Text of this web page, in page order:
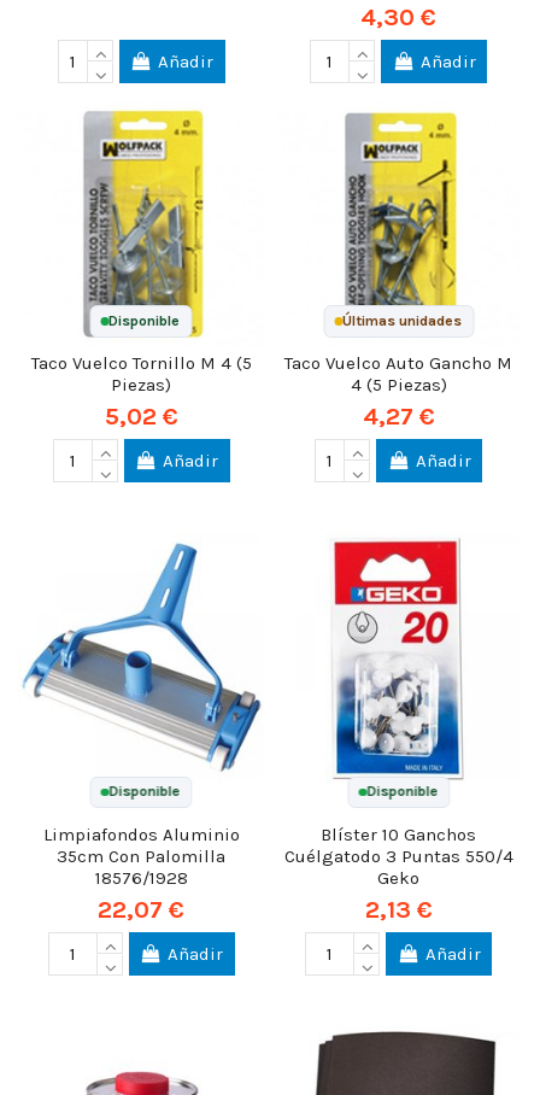
Añadir
4,30 €
Añadir
Disponible
Taco Vuelco Tornillo M 4 (5
Piezas)
5,02 €
Añadir
Últimas unidades
Taco Vuelco Auto Gancho M
4 (5 Piezas)
4,27 €
Añadir
Disponible
Limpiafondos Aluminio
35cm Con Palomilla
18576/1928
22,07 €
Añadir
Disponible
Blíster 10 Ganchos
Cuélgatodo 3 Puntas 550/4
Geko
2,13 €
Añadir